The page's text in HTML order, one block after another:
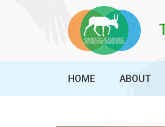
HOME ABOUT